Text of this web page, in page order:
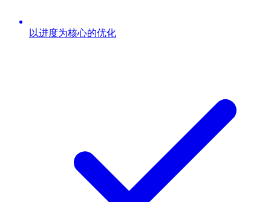
以进度为核心的优化